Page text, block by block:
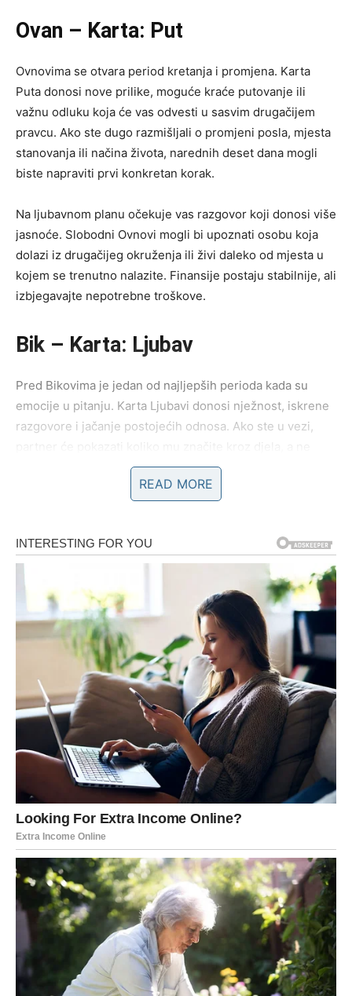
Ovan – Karta: Put
Ovnovima se otvara period kretanja i promjena. Karta
Puta donosi nove prilike, moguće kraće putovanje ili
važnu odluku koja će vas odvesti u sasvim drugačijem
pravcu. Ako ste dugo razmišljali o promjeni posla, mjesta
stanovanja ili načina života, narednih deset dana mogli
biste napraviti prvi konkretan korak.
Na ljubavnom planu očekuje vas razgovor koji donosi više
jasnoće. Slobodni Ovnovi mogli bi upoznati osobu koja
dolazi iz drugačijeg okruženja ili živi daleko od mjesta u
kojem se trenutno nalazite. Finansije postaju stabilnije, ali
izbjegavajte nepotrebne troškove.
Bik – Karta: Ljubav
Pred Bikovima je jedan od najljepših perioda kada su
emocije u pitanju. Karta Ljubavi donosi nježnost, iskrene
razgovore i jačanje postojećih odnosa. Ako ste u vezi,
planu očekuje vas priznanje za trud koji ste ulagali tokom
prethodnog perioda. Vrijeme je da više vjerujete vlastitim
sposobnostima.
Blizanci – Karta: Pismo
Blizancima narednih deset dana donose mnogo vijesti,
razgovora i važnih informacija. Karta Pisma često
označava poruku, poziv ili dokument koji može
promijeniti tok događaja. Obratite pažnju na elektronsku
poštu, telefonske pozive i poslovne razgovore.
Na emotivnom planu moguće je obnavljanje komunikacije
sa osobom koja vam je nekada mnogo značila. Poslovno,
dolazi prilika da pokažete koliko ste snalažljivi i spremni
za nove izazove.
Rak – Karta: Dom
Rakovima karta Doma donosi mir, stabilnost i lijepe
trenutke u krugu porodice. Tokom narednih deset dana
READ MORE